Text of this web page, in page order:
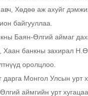
Хөдөө аж ахуйг
байгууллаа.
Баян-Өлгий аймаг
Хаан банкны захирал
оролцлоо.
дарга Монгол Улсын урт
аймгийн урт